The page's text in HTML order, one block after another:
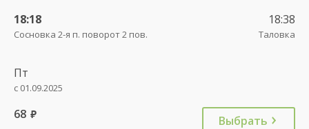
18:18
Сосновка 2-я п. поворот 2 пов.
18:38
Таловка
Пт
с 01.09.2025
68 руб. Выбрать